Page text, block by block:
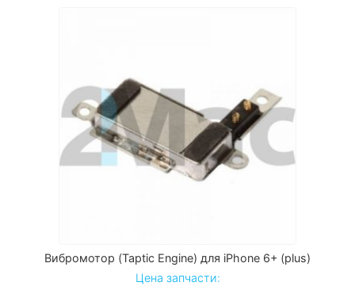
Вибромотор (Taptic Engine) для iPhone 6+ (plus)
Цена запчасти: